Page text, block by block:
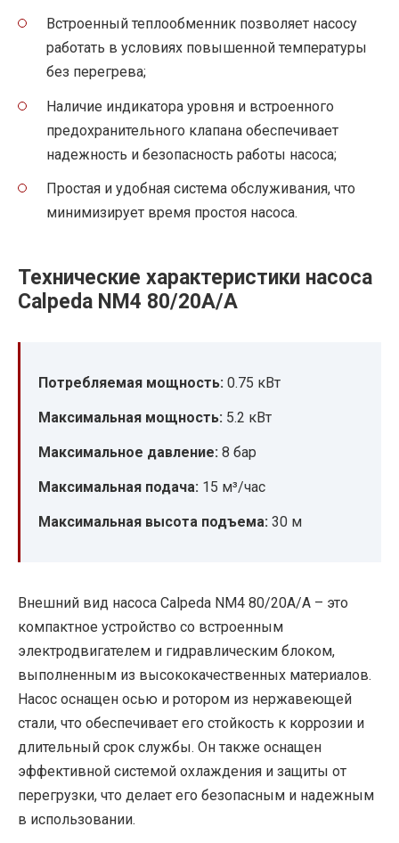
Встроенный теплообменник позволяет насосу
работать в условиях повышенной температуры
без перегрева;
Наличие индикатора уровня и встроенного
предохранительного клапана обеспечивает
надежность и безопасность работы насоса;
Простая и удобная система обслуживания, что
минимизирует время простоя насоса.
Технические характеристики насоса
Calpeda NM4 80/20A/A
Потребляемая мощность: 0.75 кВт
Максимальная мощность: 5.2 кВт
Максимальное давление: 8 бар
Максимальная подача: 15 м³/час
Максимальная высота подъема: 30 м
Внешний вид насоса Calpeda NM4 80/20A/A – это
компактное устройство со встроенным
электродвигателем и гидравлическим блоком,
выполненным из высококачественных материалов.
Насос оснащен осью и ротором из нержавеющей
стали, что обеспечивает его стойкость к коррозии и
длительный срок службы. Он также оснащен
эффективной системой охлаждения и защиты от
перегрузки, что делает его безопасным и надежным
в использовании.